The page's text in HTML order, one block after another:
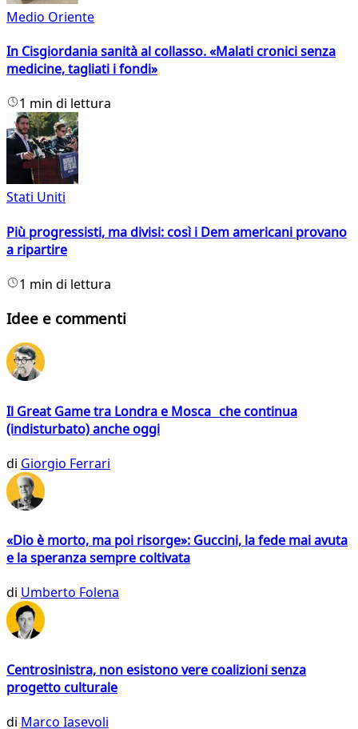
Medio Oriente
In Cisgiordania sanità al collasso. «Malati cronici senza
medicine, tagliati i fondi»
1 min di lettura
Stati Uniti
Più progressisti, ma divisi: così i Dem americani provano
a ripartire
1 min di lettura
Idee e commenti
Il Great Game tra Londra e Mosca che continua
(indisturbato) anche oggi
di Giorgio Ferrari
«Dio è morto, ma poi risorge»: Guccini, la fede mai avuta
e la speranza sempre coltivata
di Umberto Folena
Centrosinistra, non esistono vere coalizioni senza
progetto culturale
di Marco Iasevoli